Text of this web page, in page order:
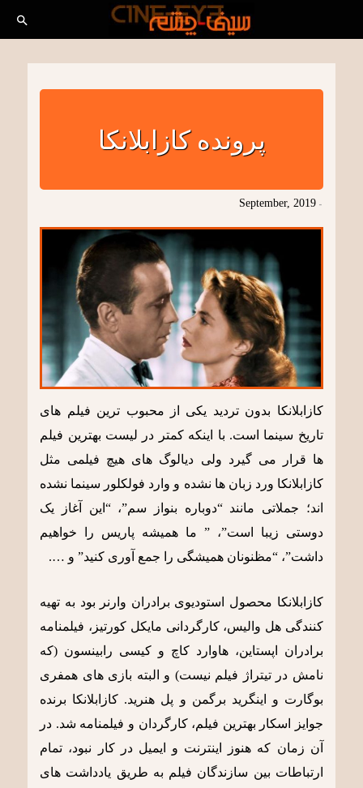
پرونده کازابلانکا
-
September, 2019
کازابلانکا بدون تردید یکی از محبوب ترین فیلم های
تاریخ سینما است. با اینکه کمتر در لیست بهترین فیلم
ها قرار می گیرد ولی دیالوگ های هیچ فیلمی مثل
کازابلانکا ورد زبان ها نشده و وارد فولکلور سینما نشده
اند؛ جملاتی مانند “دوباره بنواز سم”، “این آغاز یک
دوستی زیبا است”، ” ما همیشه پاریس را خواهیم
داشت”، “مظنونان همیشگی را جمع آوری کنید” و ….
کازابلانکا محصول استودیوی برادران وارنر بود به تهیه
کنندگی هل والیس، کارگردانی مایکل کورتیز، فیلمنامه
برادران اپستاین، هاوارد کاچ و کیسی رابینسون (که
نامش در تیتراژ فیلم نیست) و البته بازی های همفری
بوگارت و اینگرید برگمن و پل هنرید. کازابلانکا برنده
جوایز اسکار بهترین فیلم، کارگردان و فیلمنامه شد. در
آن زمان که هنوز اینترنت و ایمیل در کار نبود، تمام
ارتباطات بین سازندگان فیلم به طریق یادداشت های